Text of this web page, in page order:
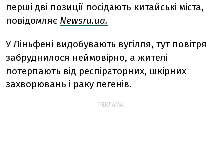
перші дві позиції посідають китайські міста,
повідомляє Newsru.ua.
У Ліньфені видобувають вугілля, тут повітря
забруднилося неймовірно, а жителі
потерпають від респіраторних, шкірних
захворювань і раку легенів.
РЕКЛАМА: